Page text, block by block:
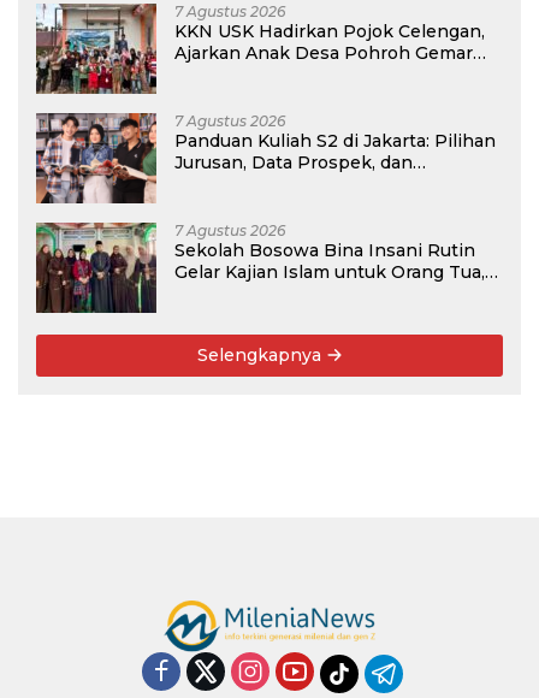
7 Agustus 2026
KKN USK Hadirkan Pojok Celengan,
Ajarkan Anak Desa Pohroh Gemar
7 Agustus 2026
Panduan Kuliah S2 di Jakarta: Pilihan
Jurusan, Data Prospek, dan
7 Agustus 2026
Sekolah Bosowa Bina Insani Rutin
Gelar Kajian Islam untuk Orang Tua,
Selengkapnya